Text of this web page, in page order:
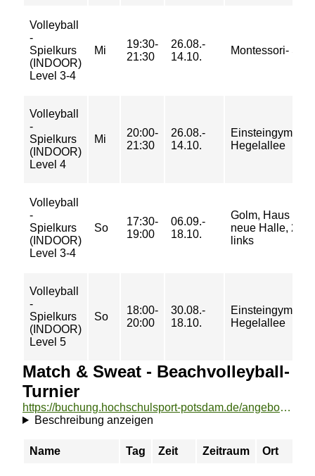
Volleyball
-
Spielkurs
(INDOOR)
Level 3-4
Mi
19:30-
21:30
26.08.-
14.10.
Montessori-
Volleyball
-
Spielkurs
(INDOOR)
Level 4
Mi
20:00-
21:30
26.08.-
14.10.
Hegelallee
Volleyball
-
Spielkurs
(INDOOR)
Level 3-4
So
17:30-
19:00
06.09.-
18.10.
Golm, Haus 19,
neue Halle, 2/3
links
Volleyball
-
Spielkurs
(INDOOR)
Level 5
So
18:00-
20:00
30.08.-
18.10.
Hegelallee
Match & Sweat - Beachvolleyball-
Turnier
https://buchung.hochschulsport-potsdam.de/angebote/aktueller_zeitraum/_Match__und__Sweat_-_Beachvolleyball-Turnier.html
Beschreibung anzeigen
Name Tag Zeit Zeitraum Ort